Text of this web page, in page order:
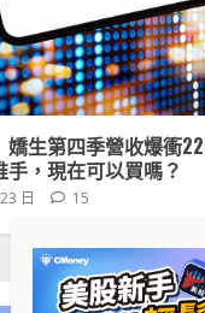
嬌生第四季營收爆衝
手，現在可以買嗎？
日 15